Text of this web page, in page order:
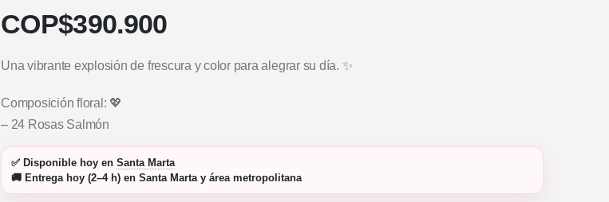
COP$390.900
Una vibrante explosión de frescura y color para alegrar su día. ✨
Composición floral: 💖
– 24 Rosas Salmón
✅ Disponible hoy en Santa Marta
🚚 Entrega hoy (2–4 h) en Santa Marta y área metropolitana